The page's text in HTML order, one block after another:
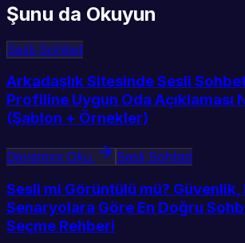
Şunu da Okuyun
Sesli Sohbet
Arkadaşlık Sitesinde Sesli
Profiline Uygun Oda Açıklaması
(Şablon + Örnekler)
Devamını Oku Sesli Sohbet
Sesli mi Görüntülü mü?
Senaryolara Göre En Doğru
Seçme Rehberi